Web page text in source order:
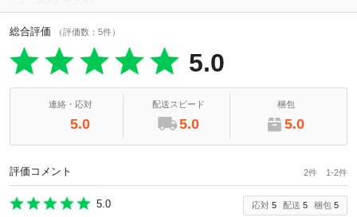
総合評価 （評価数：5件）
5.0
連絡・応対
5.0
配送スピード
5.0
梱包
5.0
評価コメント 2件 1-2件
5.0 応対 5 配送 5 梱包 5
支払い方法
その他の条件
送料無料 タイムセール
ポイントUPセレクトのみ